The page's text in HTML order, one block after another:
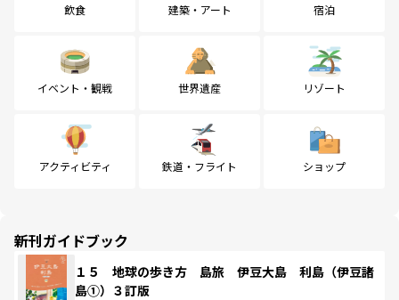
飲食 建築・アート 宿泊
イベント・観戦 世界遺産 リゾート
アクティビティ 鉄道・フライト ショップ
新刊ガイドブック
１５ 地球の歩き方 島旅 伊豆大島 利島（伊豆諸
島①）３訂版